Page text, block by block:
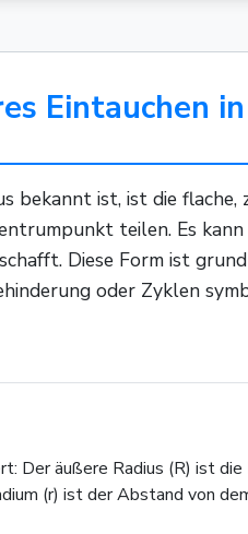
Eintauchen
bekannt ist, ist die
teilen. Es
Diese Form ist
oder Zyklen
Der äußere Radius (R) ist
(r) ist der Abstand von